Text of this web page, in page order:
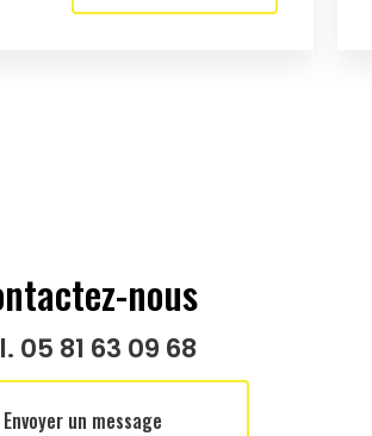
nous
05 81 63 09 68
Envoyer un message